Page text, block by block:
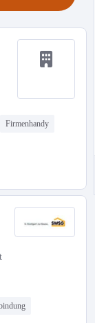
Firmenhandy